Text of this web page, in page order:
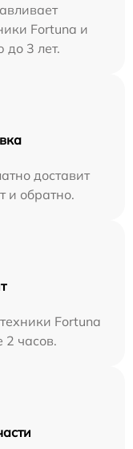
Fortuna и
до 3 лет.
доставит
и обратно.
Fortuna
2 часов.